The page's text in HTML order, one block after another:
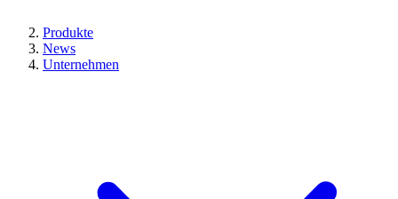
Produkte
News
Unternehmen